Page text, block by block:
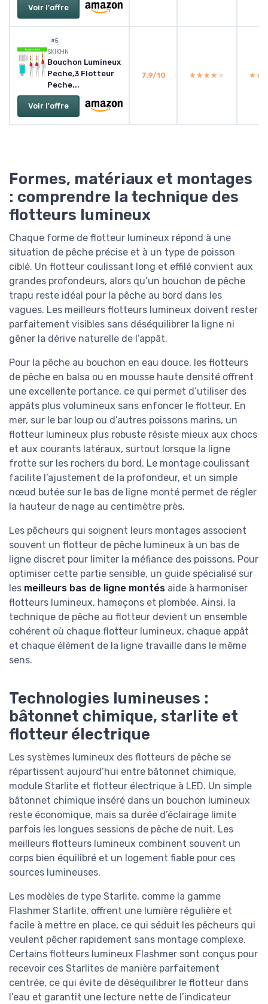
Voir l'offre
#5
‎SKIKHN
Bouchon Lumineux
Peche,3 Flotteur
Peche...
Voir l'offre
7.9/10 ★★★★★
★★★★★
Formes, matériaux et montages
: comprendre la technique des
flotteurs lumineux
Chaque forme de flotteur lumineux répond à une
situation de pêche précise et à un type de poisson
ciblé. Un flotteur coulissant long et effilé convient aux
grandes profondeurs, alors qu’un bouchon de pêche
trapu reste idéal pour la pêche au bord dans les
vagues. Les meilleurs flotteurs lumineux doivent rester
parfaitement visibles sans déséquilibrer la ligne ni
gêner la dérive naturelle de l’appât.
Pour la pêche au bouchon en eau douce, les flotteurs
de pêche en balsa ou en mousse haute densité offrent
une excellente portance, ce qui permet d’utiliser des
appâts plus volumineux sans enfoncer le flotteur. En
mer, sur le bar loup ou d’autres poissons marins, un
flotteur lumineux plus robuste résiste mieux aux chocs
et aux courants latéraux, surtout lorsque la ligne
frotte sur les rochers du bord. Le montage coulissant
facilite l’ajustement de la profondeur, et un simple
nœud butée sur le bas de ligne monté permet de régler
la hauteur de nage au centimètre près.
Les pêcheurs qui soignent leurs montages associent
souvent un flotteur de pêche lumineux à un bas de
ligne discret pour limiter la méfiance des poissons. Pour
optimiser cette partie sensible, un guide spécialisé sur
les meilleurs bas de ligne montés aide à harmoniser
flotteurs lumineux, hameçons et plombée. Ainsi, la
technique de pêche au flotteur devient un ensemble
cohérent où chaque flotteur lumineux, chaque appât
et chaque élément de la ligne travaille dans le même
sens.
Technologies lumineuses :
bâtonnet chimique, starlite et
flotteur électrique
Les systèmes lumineux des flotteurs de pêche se
répartissent aujourd’hui entre bâtonnet chimique,
module Starlite et flotteur électrique à LED. Un simple
bâtonnet chimique inséré dans un bouchon lumineux
reste économique, mais sa durée d’éclairage limite
parfois les longues sessions de pêche de nuit. Les
meilleurs flotteurs lumineux combinent souvent un
corps bien équilibré et un logement fiable pour ces
sources lumineuses.
Les modèles de type Starlite, comme la gamme
Flashmer Starlite, offrent une lumière régulière et
facile à mettre en place, ce qui séduit les pêcheurs qui
veulent pêcher rapidement sans montage complexe.
Certains flotteurs lumineux Flashmer sont conçus pour
recevoir ces Starlites de manière parfaitement
centrée, ce qui évite de déséquilibrer le flotteur dans
l’eau et garantit une lecture nette de l’indicateur